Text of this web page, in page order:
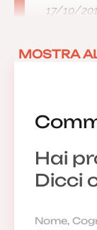
Hai
Dicci
17/10/
MOSTRA